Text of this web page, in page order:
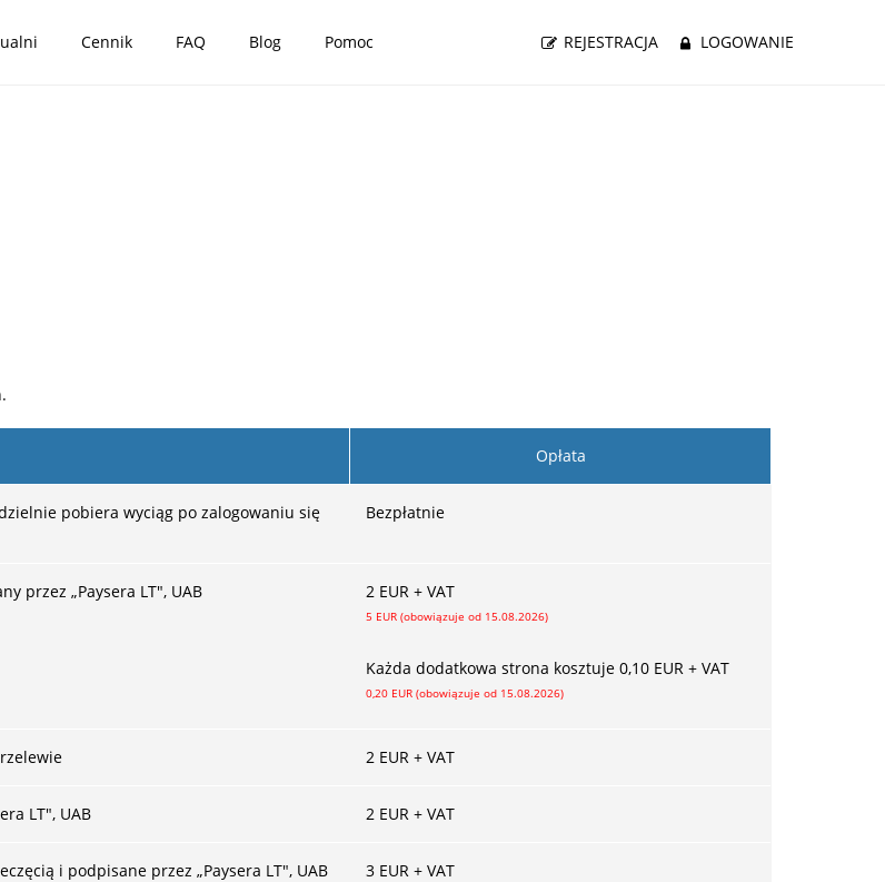
Cennik FAQ Blog Pomoc REJESTRACJA LOGOWANIE
Opłata
pobiera wyciąg po zalogowaniu się
Bezpłatnie
przez „Paysera LT", UAB 2 EUR + VAT
5 EUR (obowiązuje od 15.08.2026)
Każda dodatkowa strona kosztuje 0,10 EUR + VAT
0,20 EUR (obowiązuje od 15.08.2026)
2 EUR + VAT
LT", UAB 2 EUR + VAT
i podpisane przez „Paysera LT", UAB 3 EUR + VAT